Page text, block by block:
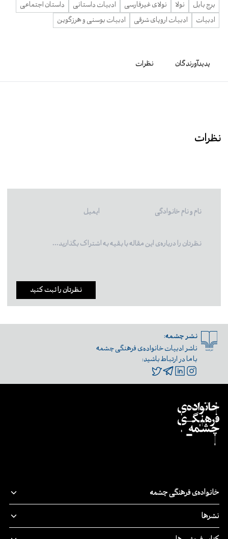
برج بابل نولا نولای غیرفارسی ادبیات داستانی
داستان اجتماعی
ادبیات
ادبیات اروپای شرقی ادبیات بوسنی و هرزگوین
پدیدآورندگان نظرات
نظرات
نظرتان را ثبت کنید
نشر چشمه:
ناشر ادبیات خانواده‌ی فرهنگی چشمه
با ما در ارتباط باشید:
خانواده‌ی فرهنگی چشمه
نشرها